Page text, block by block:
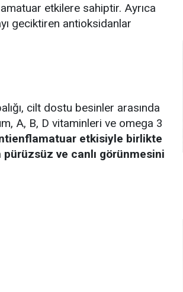
etkilere sahiptir. Ayrıca
geciktiren antioksidanlar
cilt dostu besinler arasında
A, B, D vitaminleri ve omega 3
etkisiyle birlikte
pürüzsüz ve canlı görünmesini